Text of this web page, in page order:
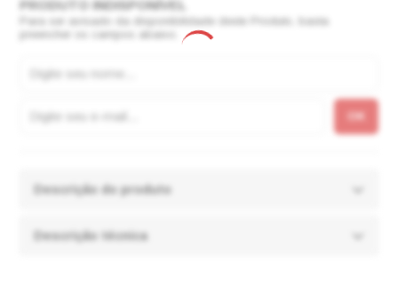
Para ser avisado da disponibilidade deste Produto, basta
preencher os campos abaixo.
Descrição do produto
Descrição técnica